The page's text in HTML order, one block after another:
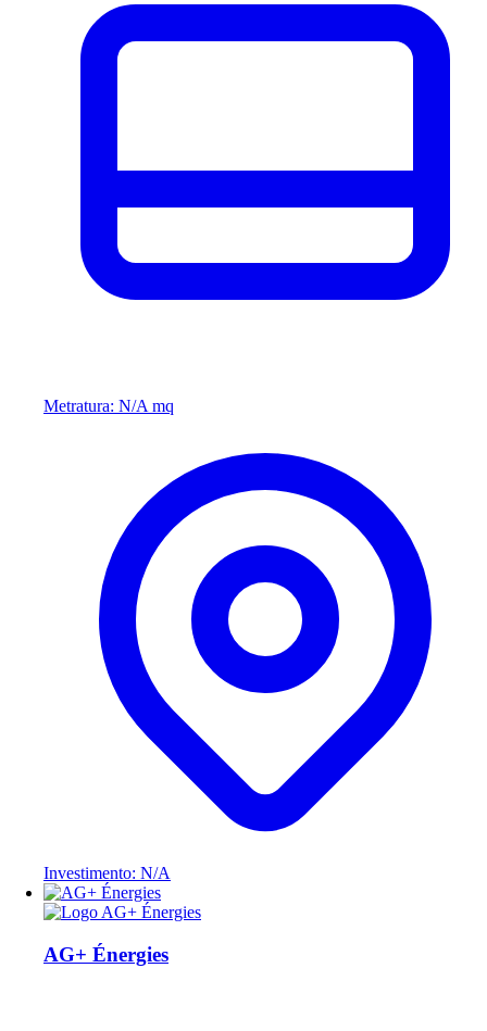
Metratura: N/A mq
Investimento: N/A
AG+ Énergies